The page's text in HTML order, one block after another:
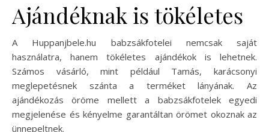
Ajándéknak is tökéletes
A Huppanjbele.hu babzsákfotelei nemcsak saját
használatra, hanem tökéletes ajándékok is lehetnek.
Számos vásárló, mint például Tamás, karácsonyi
meglepetésnek szánta a terméket lányának. Az
ajándékozás öröme mellett a babzsákfotelek egyedi
megjelenése és kényelme garantáltan örömet okoznak az
ünnepeltnek.